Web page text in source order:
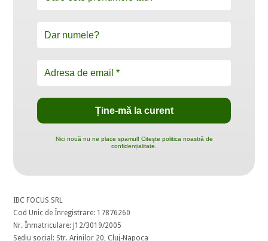
Nici nouă nu ne place spamul! Citește politica noastră de
confidențialitate.
IBC FOCUS SRL
Cod Unic de Înregistrare: 17876260
Nr. Înmatriculare: J12/3019/2005
Sediu social: Str. Arinilor 20, Cluj-Napoca